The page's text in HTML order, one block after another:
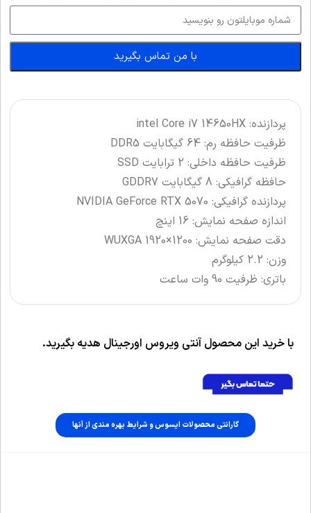
با من تماس بگیرید
پردازنده: intel Core i7 14650HX
ظرفیت حافظه رم: 64 گیگابایت DDR5
ظرفیت حافظه داخلی: 2 ترابایت SSD
حافظه گرافیکی: 8 گیگابایت GDDR7
پردازنده گرافیکی: NVIDIA GeForce RTX 5070
اندازه صفحه نمایش: 16 اینچ
دقت صفحه نمایش: WUXGA 1920×1200
وزن: 2.2 کیلوگرم
باتری: ظرفیت 90 وات ساعت
با خرید این محصول آنتی ویروس اورجینال هدیه بگیرید.
گارانتی محصولات ایسوس و شرایط بهره مندی از آنها